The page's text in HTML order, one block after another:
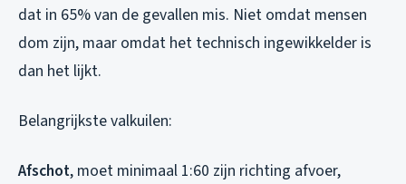
dat in 65% van de gevallen mis. Niet omdat mensen
dom zijn, maar omdat het technisch ingewikkelder is
dan het lijkt.
Belangrijkste valkuilen:
Afschot, moet minimaal 1:60 zijn richting afvoer,